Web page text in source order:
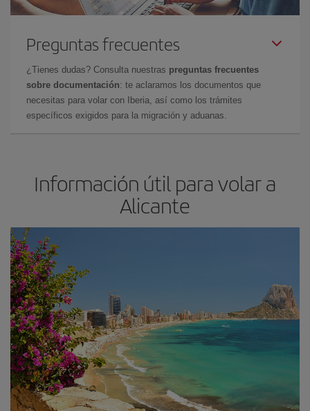
Preguntas frecuentes
¿Tienes dudas? Consulta nuestras preguntas frecuentes
sobre documentación: te aclaramos los documentos que
necesitas para volar con Iberia, así como los trámites
específicos exigidos para la migración y aduanas.
Información útil para volar a
Alicante